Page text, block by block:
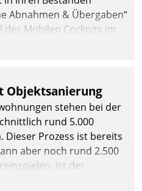
Abnahmen & Übergaben“
Mobilen Cockpits im
Objektsanierung
stehen bei der
rund 5.000
Dieser Prozess ist bereits
aber noch rund 2.500
ist der
immens. Im